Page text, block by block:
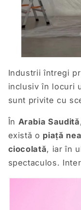
Industrii întregi
inclusiv în locuri
sunt privite cu
În Arabia Saudită
există o piață
ciocolată, iar în
spectaculos.